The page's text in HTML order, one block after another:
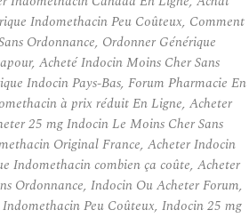
Indomethacin Peu Coûteux, Comment
Ordonnance, Ordonner Générique
Acheté Indocin Moins Cher Sans
Indocin Pays-Bas, Forum Pharmacie En
à prix réduit En Ligne, Acheter
25 mg Indocin Le Moins Cher Sans
Original France, Acheter Indocin
Indomethacin combien ça coûte, Acheter
Ordonnance, Indocin Ou Acheter Forum,
Peu Coûteux, Indocin 25 mg